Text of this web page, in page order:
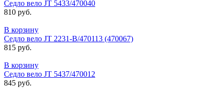
Седло вело JT 5433/470040
810 руб.
В корзину
Седло вело JT 2231-B/470113 (470067)
815 руб.
В корзину
Седло вело JT 5437/470012
845 руб.